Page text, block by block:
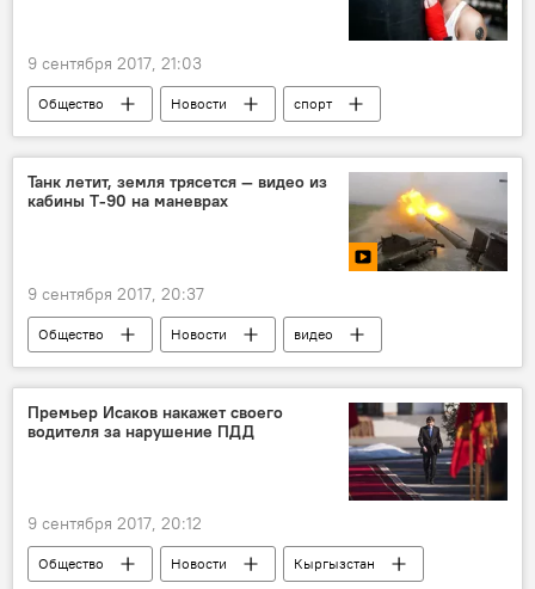
9 сентября 2017, 21:03
Общество Новости
спорт
В мире
Кыргызстан
Канада
Танк летит, земля трясется — видео из
кабины Т-90 на маневрах
9 сентября 2017, 20:37
Общество Новости
видео
В мире
Мультимедиа
Россия
Премьер Исаков накажет своего
водителя за нарушение ПДД
9 сентября 2017, 20:12
Общество Новости
Кыргызстан